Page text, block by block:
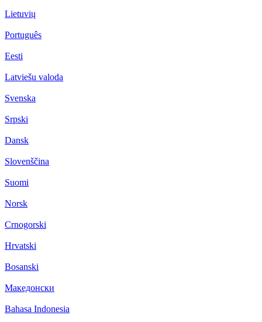
Lietuvių
Português
Eesti
Latviešu valoda
Svenska
Srpski
Dansk
Slovenščina
Suomi
Norsk
Crnogorski
Hrvatski
Bosanski
Македонски
Bahasa Indonesia